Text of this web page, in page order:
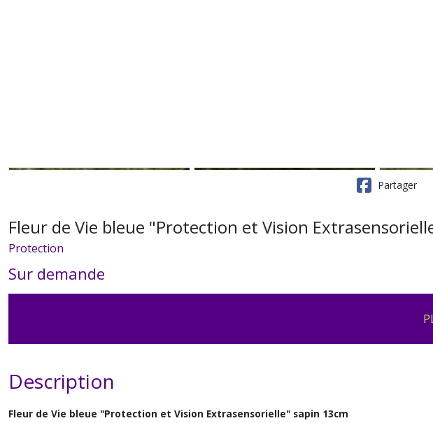
Partager
Fleur de Vie bleue "Protection et Vision
Protection
Sur demande
Description
Fleur de Vie bleue "Protection et Vision Extrasensorielle" sapin 13cm